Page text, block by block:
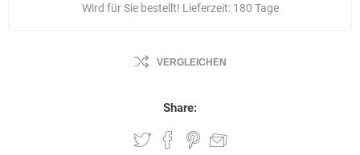
Wird für Sie bestellt! Lieferzeit: 180 Tage
VERGLEICHEN
Share: